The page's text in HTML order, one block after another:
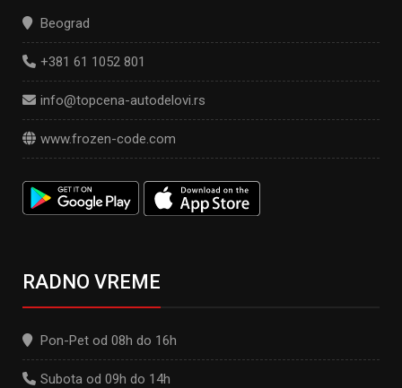
Beograd
+381 61 1052 801
info@topcena-autodelovi.rs
www.frozen-code.com
RADNO VREME
Pon-Pet od 08h do 16h
Subota od 09h do 14h